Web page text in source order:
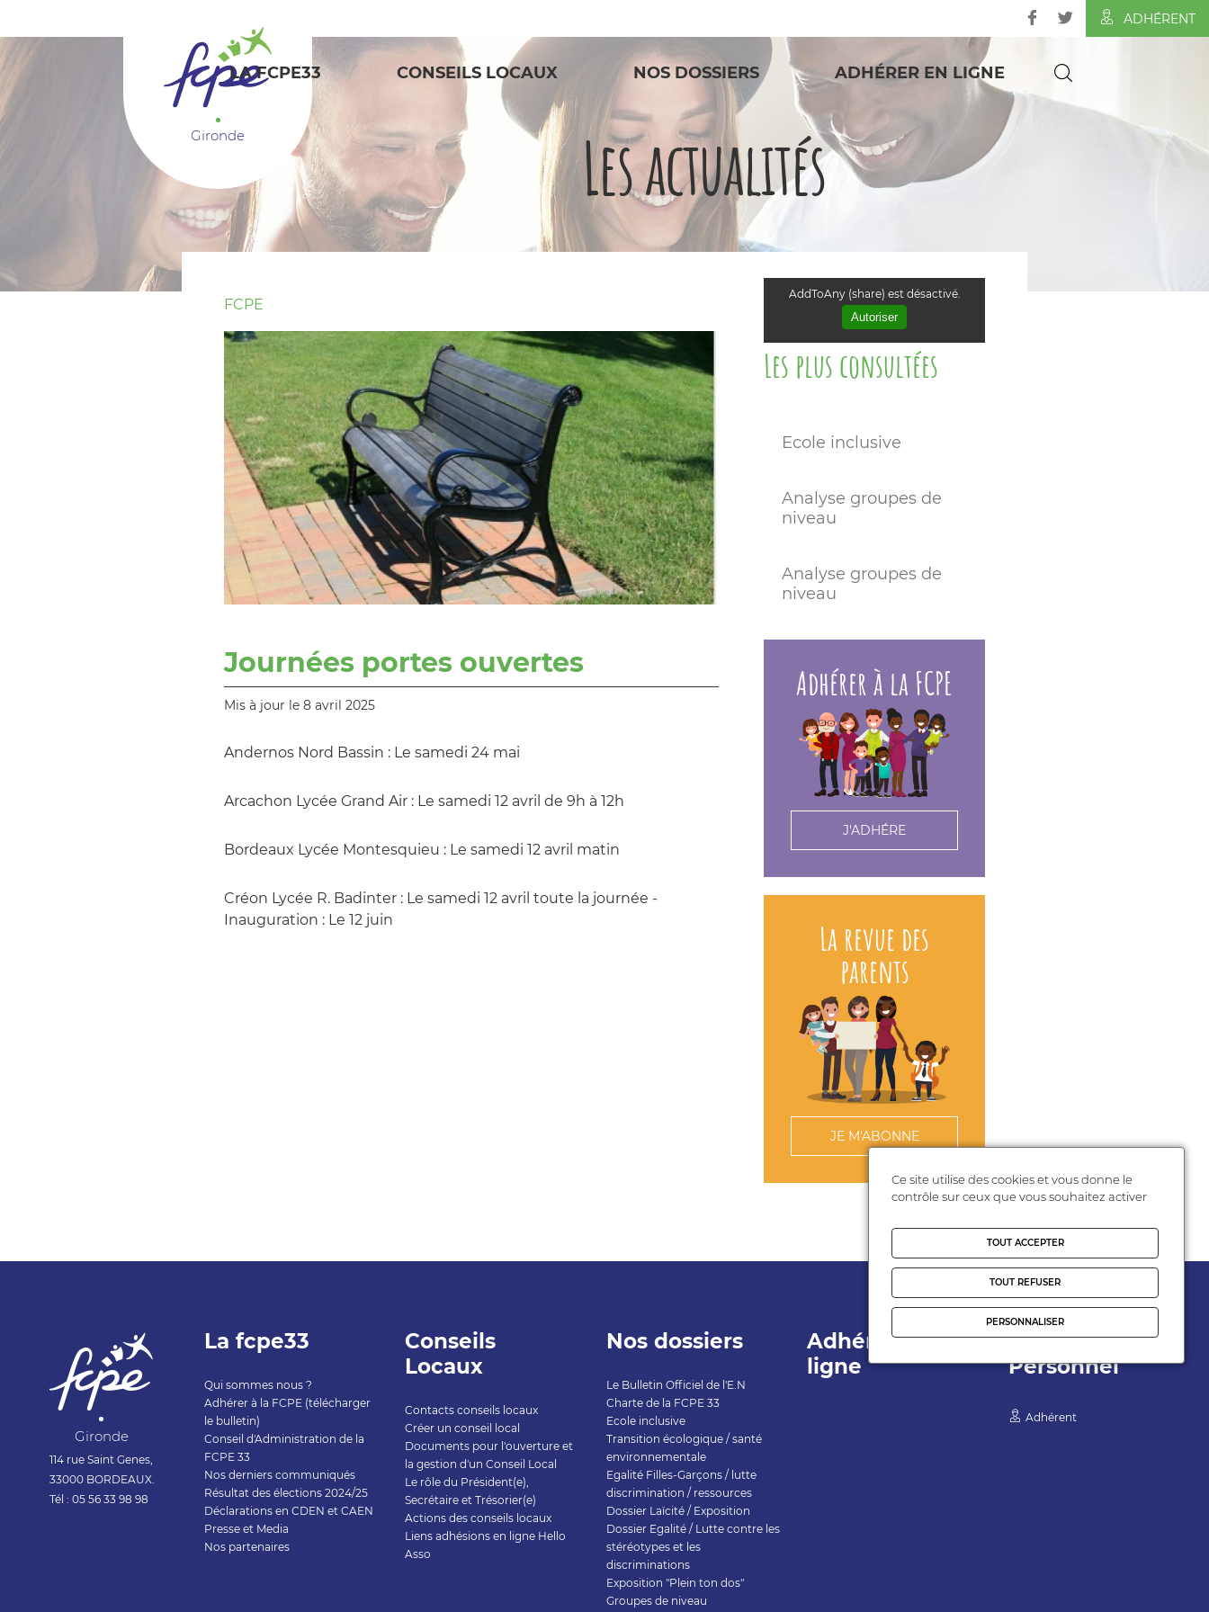
ADHÉRENT
Gironde
LA FCPE33 CONSEILS LOCAUX NOS DOSSIERS ADHÉRER EN LIGNE
Les actualités
FCPE
Journées portes ouvertes
Mis à jour le 8 avril 2025
Andernos Nord Bassin : Le samedi 24 mai
Arcachon Lycée Grand Air : Le samedi 12 avril de 9h à 12h
Bordeaux Lycée Montesquieu : Le samedi 12 avril matin
Créon Lycée R. Badinter : Le samedi 12 avril toute la journée -
Inauguration : Le 12 juin
AddToAny (share) est désactivé.
Autoriser
Les plus consultées
Ecole inclusive
Analyse groupes de
niveau
Analyse groupes de
niveau
Adhérer à la FCPE
J'ADHÉRE
La revue des
parents
JE M'ABONNE
Gironde
114 rue Saint Genes,
33000 BORDEAUX.
Tél : 05 56 33 98 98
La fcpe33
Qui sommes nous ?
Adhérer à la FCPE (télécharger
le bulletin)
Conseil d'Administration de la
FCPE 33
Nos derniers communiqués
Résultat des élections 2024/25
Déclarations en CDEN et CAEN
Presse et Media
Nos partenaires
Conseils
Locaux
Contacts conseils locaux
Créer un conseil local
Documents pour l'ouverture et
la gestion d'un Conseil Local
Le rôle du Président(e),
Secrétaire et Trésorier(e)
Actions des conseils locaux
Liens adhésions en ligne Hello
Asso
Nos dossiers
Le Bulletin Officiel de l'E.N
Charte de la FCPE 33
Ecole inclusive
Transition écologique / santé
environnementale
Egalité Filles-Garçons / lutte
discrimination / ressources
Dossier Laïcité / Exposition
Dossier Egalité / Lutte contre les
stéréotypes et les
discriminations
Exposition "Plein ton dos"
Groupes de niveau
Adhérer en
ligne
Espace
Personnel
Adhérent
Ce site utilise des cookies et vous donne le
contrôle sur ceux que vous souhaitez activer
TOUT ACCEPTER
TOUT REFUSER
PERSONNALISER